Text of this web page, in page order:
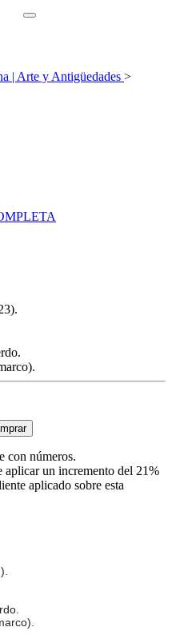
| Arte y Antigüedades >
con números.
aplicar un incremento del 21%
aplicado sobre esta